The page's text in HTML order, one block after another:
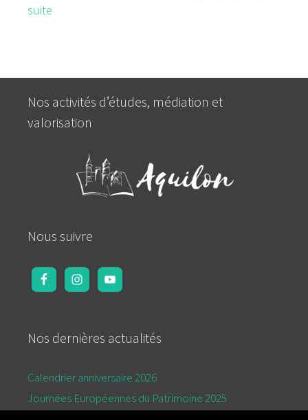
suite
Nos activités d’études, médiation et
valorisation
Nous suivre
Nos dernières actualités
Calendrier anniversaire 2026
Journées Européennes du Patrimoine 2025